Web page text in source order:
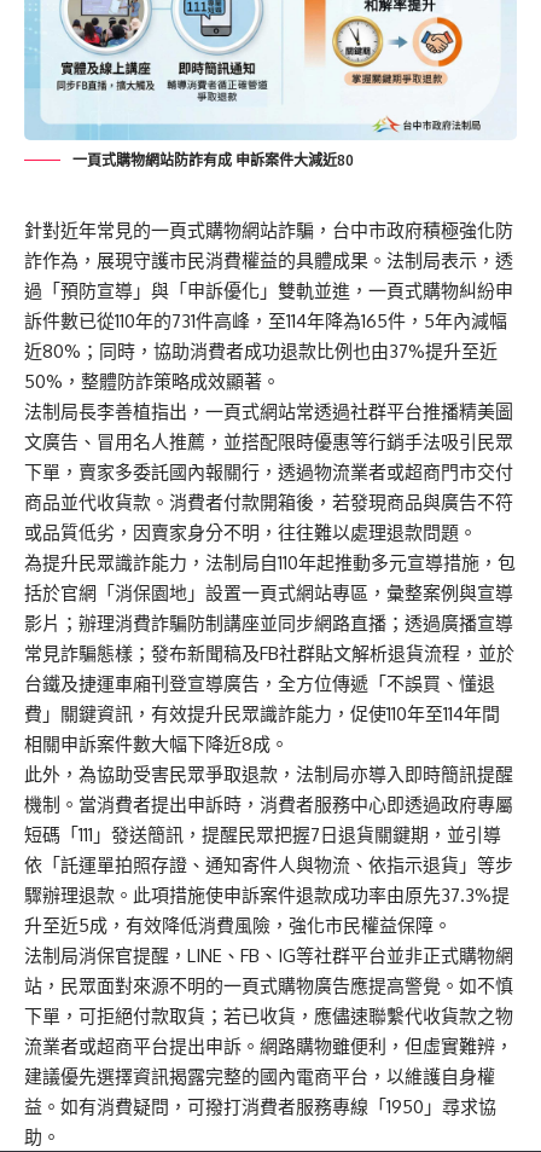
一頁式購物網站防詐有成 申訴案件大減近80
針對近年常見的一頁式購物網站詐騙，台中市政府積極強化防
詐作為，展現守護市民消費權益的具體成果。法制局表示，透
過「預防宣導」與「申訴優化」雙軌並進，一頁式購物糾紛申
訴件數已從110年的731件高峰，至114年降為165件，5年內減幅
近80%；同時，協助消費者成功退款比例也由37%提升至近
50%，整體防詐策略成效顯著。
法制局長李善植指出，一頁式網站常透過社群平台推播精美圖
文廣告、冒用名人推薦，並搭配限時優惠等行銷手法吸引民眾
下單，賣家多委託國內報關行，透過物流業者或超商門市交付
商品並代收貨款。消費者付款開箱後，若發現商品與廣告不符
或品質低劣，因賣家身分不明，往往難以處理退款問題。
為提升民眾識詐能力，法制局自110年起推動多元宣導措施，包
括於官網「消保園地」設置一頁式網站專區，彙整案例與宣導
影片；辦理消費詐騙防制講座並同步網路直播；透過廣播宣導
常見詐騙態樣；發布新聞稿及FB社群貼文解析退貨流程，並於
台鐵及捷運車廂刊登宣導廣告，全方位傳遞「不誤買、懂退
費」關鍵資訊，有效提升民眾識詐能力，促使110年至114年間
相關申訴案件數大幅下降近8成。
此外，為協助受害民眾爭取退款，法制局亦導入即時簡訊提醒
機制。當消費者提出申訴時，消費者服務中心即透過政府專屬
短碼「111」發送簡訊，提醒民眾把握7日退貨關鍵期，並引導
依「託運單拍照存證、通知寄件人與物流、依指示退貨」等步
驟辦理退款。此項措施使申訴案件退款成功率由原先37.3%提
升至近5成，有效降低消費風險，強化市民權益保障。
法制局消保官提醒，LINE、FB、IG等社群平台並非正式購物網
站，民眾面對來源不明的一頁式購物廣告應提高警覺。如不慎
下單，可拒絕付款取貨；若已收貨，應儘速聯繫代收貨款之物
流業者或超商平台提出申訴。網路購物雖便利，但虛實難辨，
建議優先選擇資訊揭露完整的國內電商平台，以維護自身權
益。如有消費疑問，可撥打消費者服務專線「1950」尋求協
助。